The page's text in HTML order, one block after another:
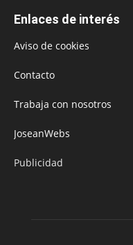
Enlaces de interés
Aviso de cookies
Contacto
Trabaja con nosotros
JoseanWebs
Publicidad